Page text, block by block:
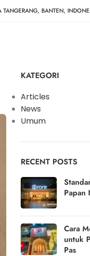
TANGERANG, BANTEN,
KATEGORI
Articles
News
Umum
RECENT POSTS
Papan
Cara
untuk
Pas